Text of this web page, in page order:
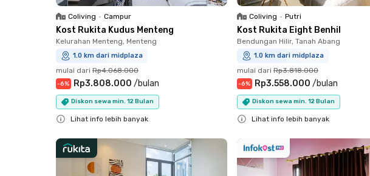
Coliving • Campur
Kost Rukita Kudus Menteng
Kelurahan Menteng, Menteng
1.0 km dari midplaza
mulai dari Rp4.068.000
-6% Rp3.808.000 /bulan
Diskon sewa min. 12 Bulan
Lihat info lebih banyak
Coliving • Putri
Kost Rukita Eight Benhil
Bendungan Hilir, Tanah Abang
1.0 km dari midplaza
mulai dari Rp3.818.000
-6% Rp3.558.000 /bulan
Diskon sewa min. 12 Bulan
Lihat info lebih banyak